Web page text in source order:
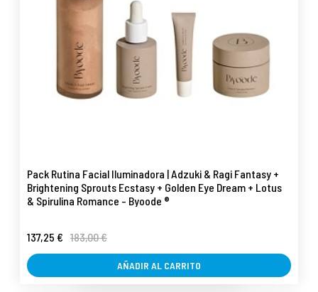
Pack Rutina Facial Iluminadora | Adzuki & Ragi Fantasy +
Brightening Sprouts Ecstasy + Golden Eye Dream + Lotus
& Spirulina Romance - Byoode ®
137,25 € 183,00 €
AÑADIR AL CARRITO